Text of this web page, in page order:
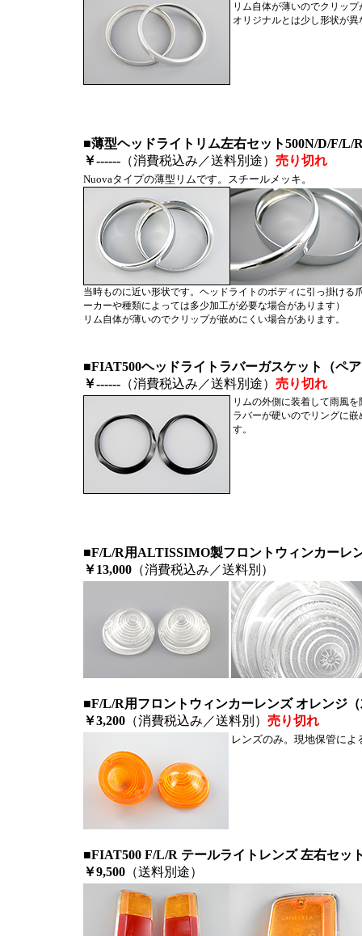
リム自体が薄いのでクリッ
オリジナルとは少し形状が異
■薄型ヘッドライトリム左右セット500N/D/F/L/
￥------（消費税込み／送料別途） 売り切れ
Nuovaタイプの薄型リムです。スチールメッキ。
当時ものに近い形状です。ヘッドライトのボディに引っ掛け
ーカーや種類によっては多少加工が必要な場合があります）
リム自体が薄いのでクリップが嵌めにくい場合があります。
■FIAT500ヘッドライトラバーガスケット（ペ
￥------（消費税込み／送料別途） 売り切れ
リムの外側に装着して雨風を
ラバーが硬いのでリングに
す。
■F/L/R用ALTISSIMO製フロントウィンカーレ
￥13,000（消費税込み／送料別）
■F/L/R用フロントウィンカーレンズ オレンジ
￥3,200（消費税込み／送料別） 売り切れ
レンズのみ。現地保管に
■FIAT500 F/L/R テールライトレンズ 左右セ
￥9,500（送料別途）